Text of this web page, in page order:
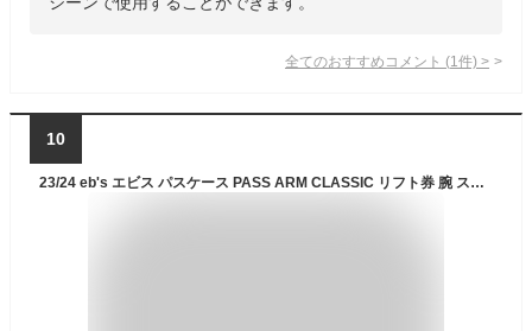
全てのおすすめコメント (1 件) >
10
23/24 eb's エビス パスケース PASS ARM CLASSIC リフト券 腕 スキー スノボ ウインタースポーツ ユニセックス 2023年秋冬 品番 #4300606 日本正規品